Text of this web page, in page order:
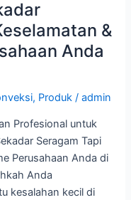
&
Anda
, Produk /admin
Profesional untuk
Seragam Tapi
Perusahaan Anda di
Anda
kesalahan kecil di